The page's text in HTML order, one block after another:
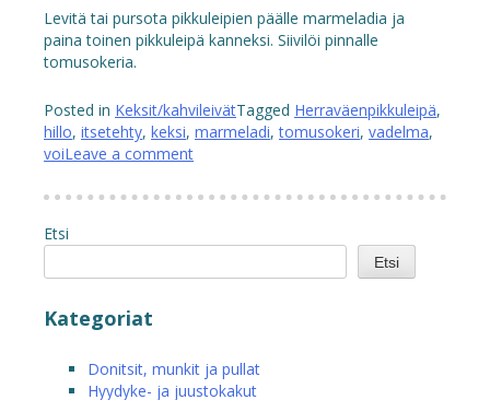
Levitä tai pursota pikkuleipien päälle marmeladia ja
paina toinen pikkuleipä kanneksi. Siivilöi pinnalle
tomusokeria.
Posted in Keksit/kahvileivätTagged Herraväenpikkuleipä,
hillo, itsetehty, keksi, marmeladi,tomusokeri, vadelma,
voiLeave a comment
Etsi
Etsi
Kategoriat
Donitsit, munkit ja pullat
Hyydyke- ja juustokakut